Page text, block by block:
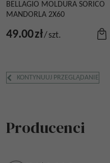
BELLAGIO MOLDURA SORICO
MANDORLA 2X60
49.00zł/szt.
KONTYNUUJ PRZEGLĄDANIE
Producenci